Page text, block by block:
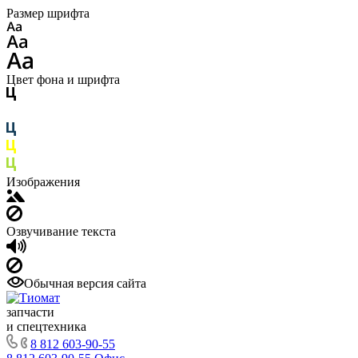
Размер шрифта
Цвет фона и шрифта
Изображения
Озвучивание текста
Обычная версия сайта
запчасти
и спецтехника
8 812 603-90-55